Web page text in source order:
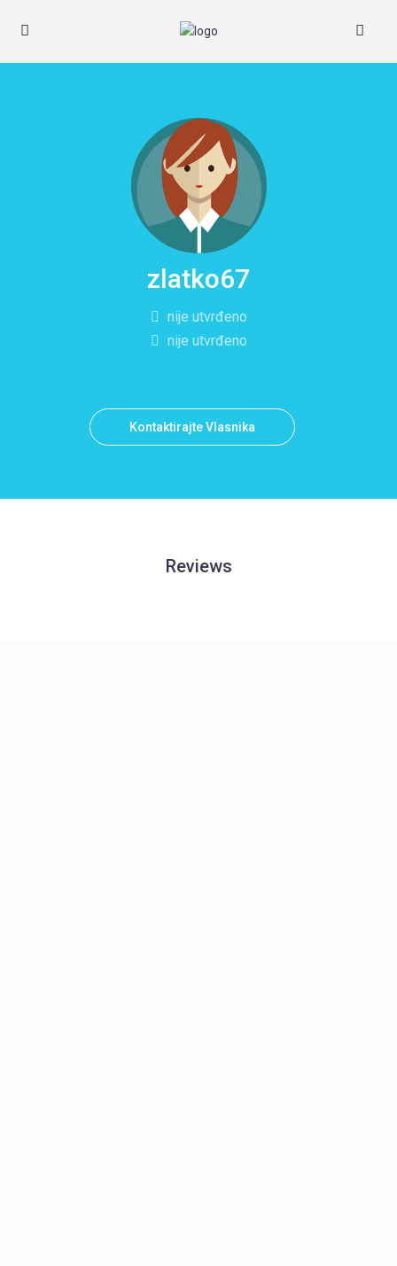
zlatko67
nije utvrđeno
nije utvrđeno
Kontaktirajte Vlasnika
Reviews